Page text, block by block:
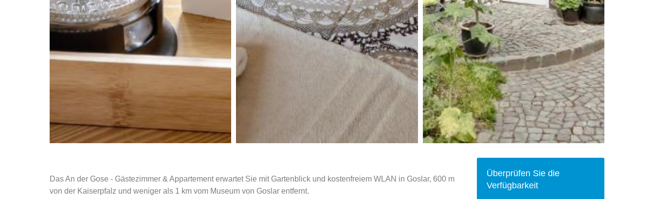
Überprüfen Sie die
Verfügbarkeit
Das An der Gose - Gästezimmer & Appartement erwartet Sie mit Gartenblick und kostenfreiem WLAN in Goslar, 600 m
von der Kaiserpfalz und weniger als 1 km vom Museum von Goslar entfernt.